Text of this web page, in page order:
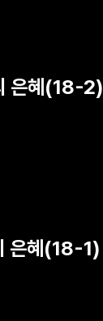
은혜(18-2)
은혜(18-1)